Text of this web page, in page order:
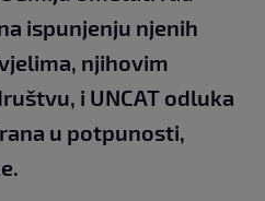
ispunjenju njenih
njihovim
i UNCAT odluka
u potpunosti,